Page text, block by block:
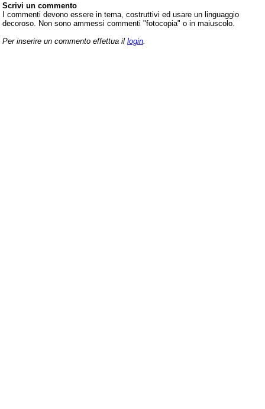
Scrivi un commento
I commenti devono essere in tema, costruttivi ed usare un linguaggio
decoroso. Non sono ammessi commenti "fotocopia" o in maiuscolo.
Per inserire un commento effettua il login